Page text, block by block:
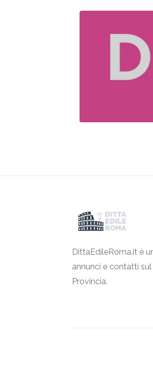
DittaEdileRoma.it è
annunci e contatti
Provincia.